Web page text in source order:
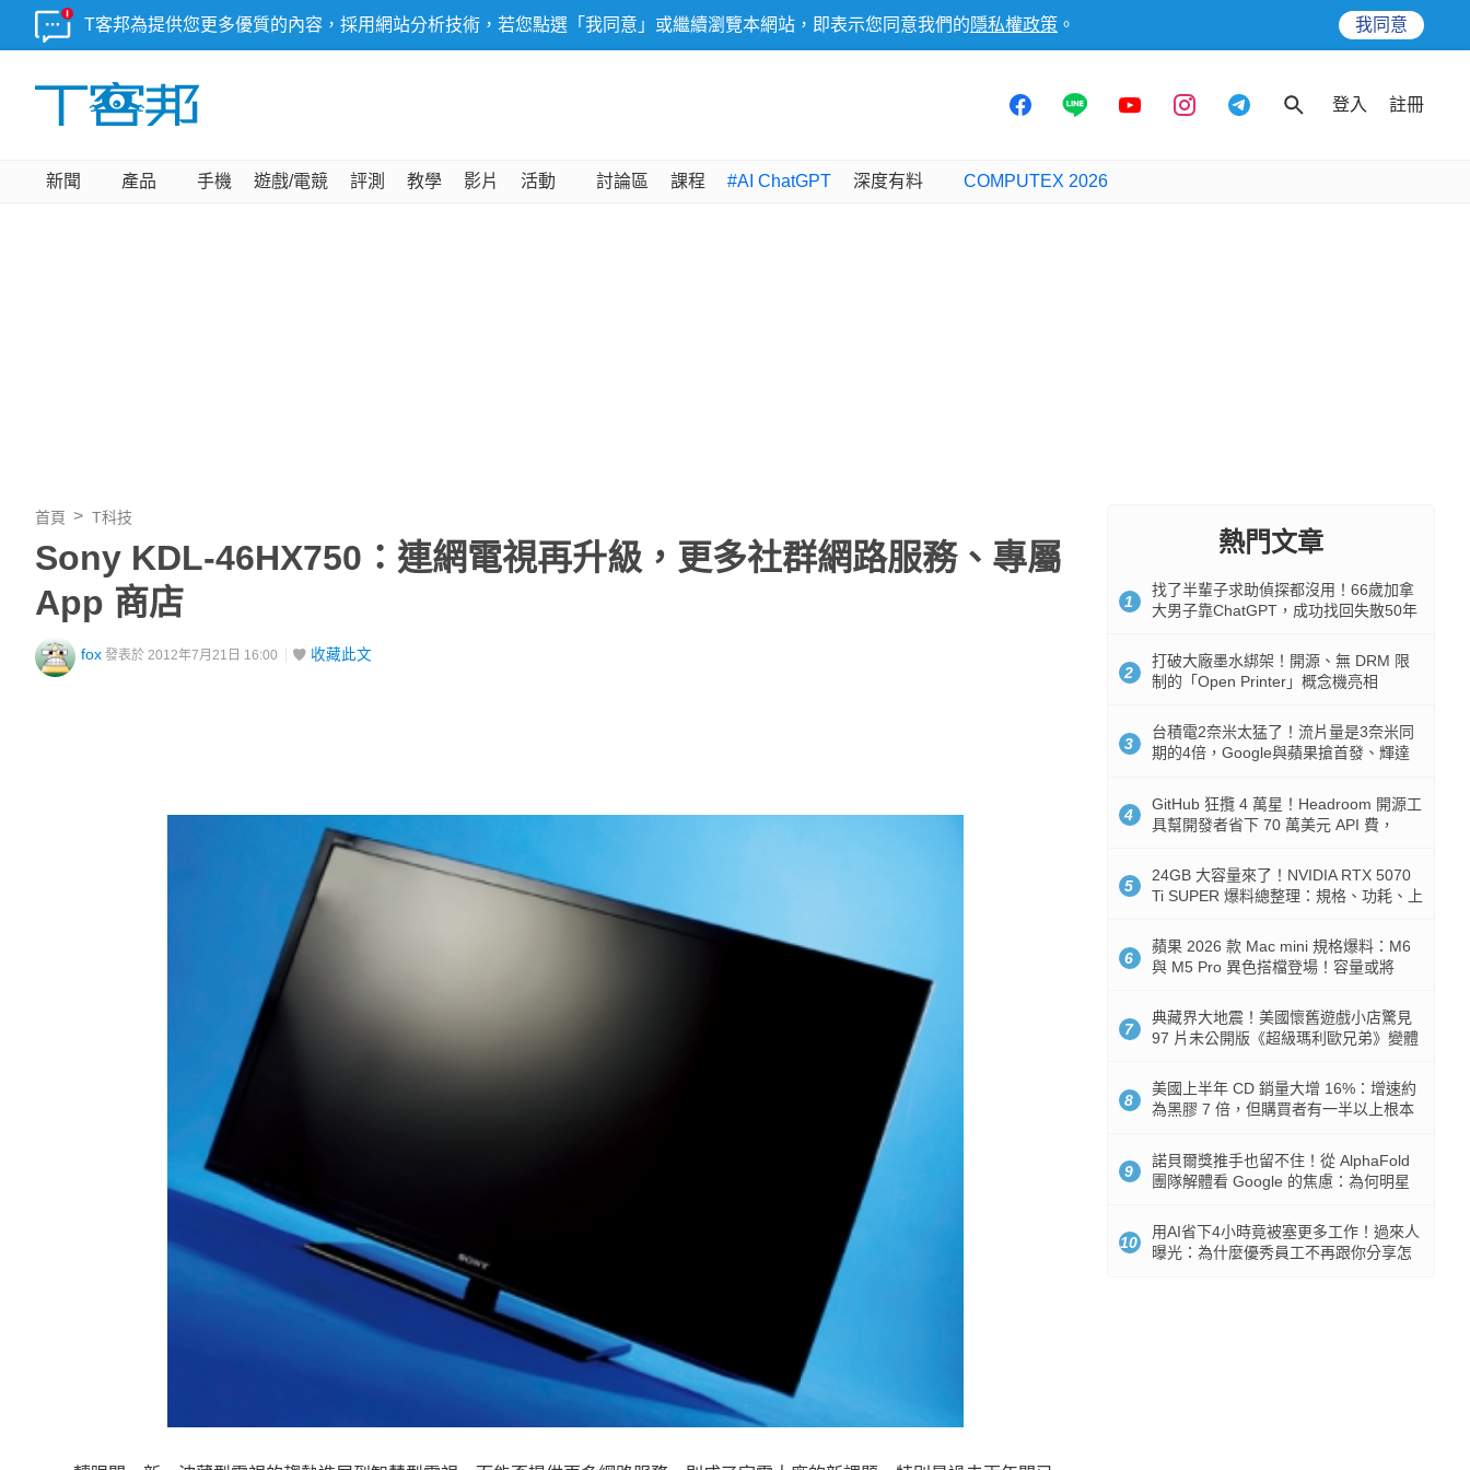
T客邦為提供您更多優質的內容，採用網站分析技術，若您點選「我同意」或繼續瀏覽本網站，即表示您同意我們的 隱私權政策 。 我同意
登入 註冊
新聞 產品 手機 遊戲/電競 評測 教學 影片 活動 討論區 課程 #AI ChatGPT 深度有料 COMPUTEX 2026
首頁 T科技
Sony KDL-46HX750：連網電視再升級，更多社群網路服務、專屬
App 商店
fox 發表於 2012年7月21日 16:00 收藏此文
熱門文章
1
找了半輩子求助偵探都沒用！66歲加拿
大男子靠ChatGPT，成功找回失散50年
2
打破大廠墨水綁架！開源、無 DRM 限
制的「Open Printer」概念機亮相
3
台積電2奈米太猛了！流片量是3奈米同
期的4倍，Google與蘋果搶首發、輝達
4
GitHub 狂攬 4 萬星！Headroom 開源工
具幫開發者省下 70 萬美元 API 費，
5
24GB 大容量來了！NVIDIA RTX 5070
Ti SUPER 爆料總整理：規格、功耗、上
6
蘋果 2026 款 Mac mini 規格爆料：M6
與 M5 Pro 異色搭檔登場！容量或將
7
典藏界大地震！美國懷舊遊戲小店驚見
97 片未公開版《超級瑪利歐兄弟》變體
8
美國上半年 CD 銷量大增 16%：增速約
為黑膠 7 倍，但購買者有一半以上根本
9
諾貝爾獎推手也留不住！從 AlphaFold
團隊解體看 Google 的焦慮：為何明星
10
用AI省下4小時竟被塞更多工作！過來人
曝光：為什麼優秀員工不再跟你分享怎